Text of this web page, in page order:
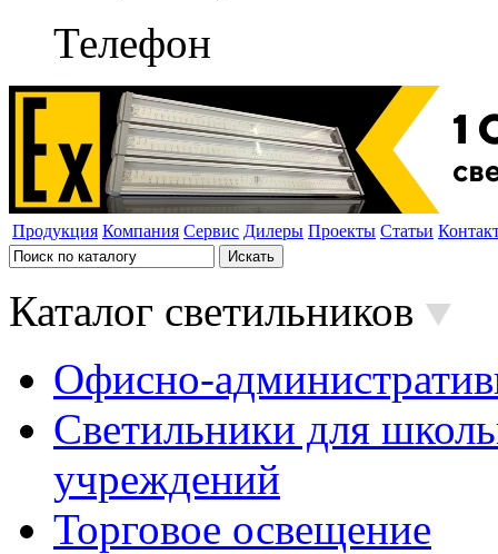
Телефон
Продукция Компания Сервис Дилеры Проекты Статьи
Каталог светильников
Офисно-
Светильники для
учреждений
Торговое освещение